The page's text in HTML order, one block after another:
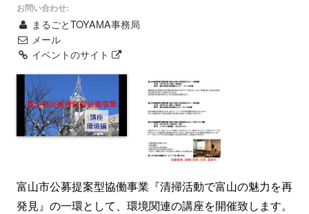
お問い合わせ:
まるごとTOYAMA事務局
メール
イベントのサイト
富山市公募提案型協働事業『清掃活動で富山の魅力を再
発見』の一環として、環境関連の講座を開催致します。